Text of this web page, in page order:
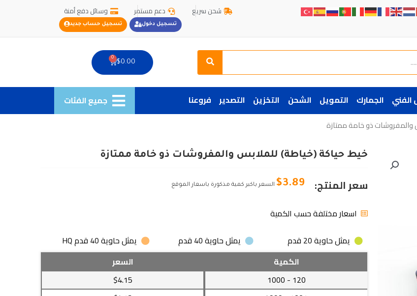
شحن سريع دعم مستمر وسائل دفع أمنة
تسجيل دخول تسجيل حساب جديد
Search
$0.00
0
Cart
الجمارك التمويل الشحن التخزين التصدير فروعنا جميع الفئات
والمفروشات ذو خامة ممتازة
خيط حياكة (خياطة) للملابس والمفروشات ذو خامة ممتازة
سعر المنتج: $3.89 السعر باكبر كمية مذكورة باسعار الموقع
اسعار مختلفة حسب الكمية
يمثل حاوية 20 قدم
يمثل حاوية 40 قدم
يمثل حاوية 40 قدم HQ
الكمية
السعر
120
- 1000
$4.15
خيط
حياكة